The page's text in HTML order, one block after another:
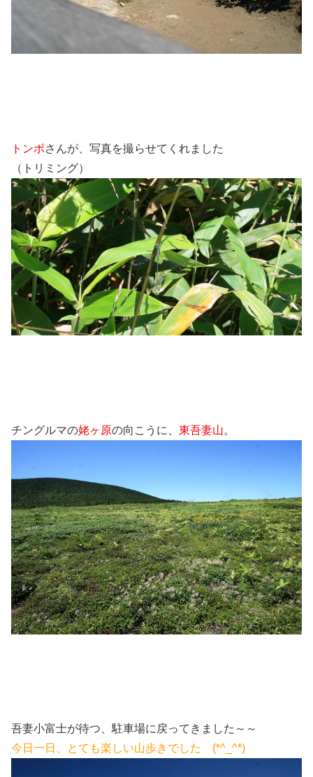
トンボさんが、写真を撮らせてくれました
（トリミング）
チングルマの姥ヶ原の向こうに、 東吾妻山。
吾妻小富士が待つ、駐車場に戻ってきました～～
今日一日、とても楽しい山歩きでした (*^_^*)